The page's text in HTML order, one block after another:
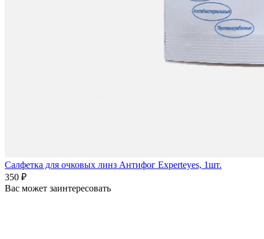
Салфетка для очковых линз Антифог Experteyes, 1шт.
350 ₽
Вас может заинтересовать